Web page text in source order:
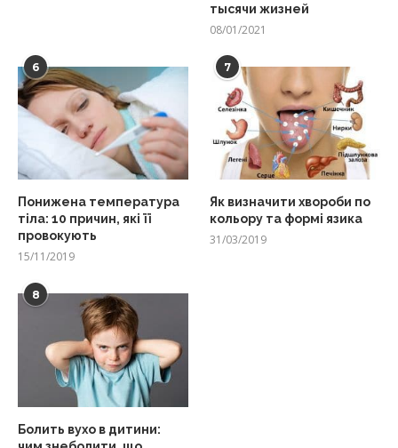
тысячи жизней
08/01/2021
6
Понижена температура
тіла: 10 причин, які її
провокують
15/11/2019
7
Як визначити хвороби по
кольору та формі язика
31/03/2019
8
Болить вухо в дитини: